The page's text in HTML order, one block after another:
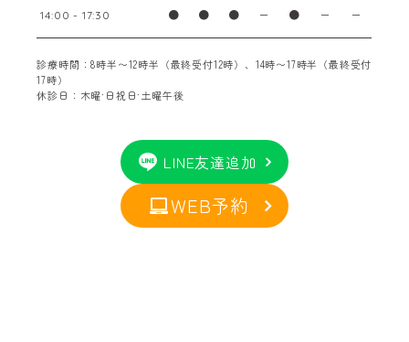
14:00 - 17:30 ● ● ● ー ● ー ー
診療時間：8時半〜12時半（最終受付12時）、14時〜17時半（最終受付
17時）
休診日：木曜·日祝日·土曜午後
LINE友達追加
WEB予約